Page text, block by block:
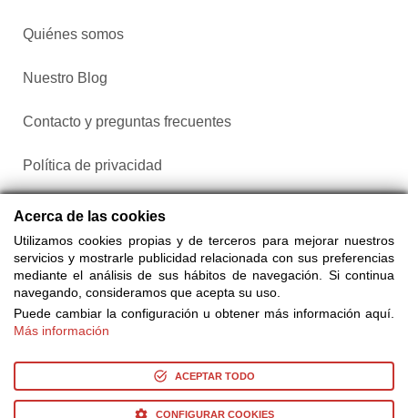
Quiénes somos
Nuestro Blog
Contacto y preguntas frecuentes
Política de privacidad
Configurar cookies
de 25 proveedores
Acerca de las cookies
Utilizamos cookies propias y de terceros para mejorar nuestros
servicios y mostrarle publicidad relacionada con sus preferencias
mediante el análisis de sus hábitos de navegación. Si continua
navegando, consideramos que acepta su uso.
Puede cambiar la configuración u obtener más información aquí.
Más información
ACEPTAR TODO
CONFIGURAR COOKIES